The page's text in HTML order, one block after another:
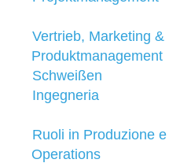
Vertrieb, Marketing &
Produktmanagement
Schweißen
Ingegneria
Ruoli in Produzione e
Operations